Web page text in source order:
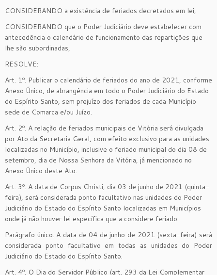
CONSIDERANDO a existência de feriados decretados em lei,
CONSIDERANDO que o Poder Judiciário deve estabelecer com
antecedência o calendário de funcionamento das repartições que
lhe são subordinadas,
RESOLVE:
Art. 1º. Publicar o calendário de feriados do ano de 2021, conforme
Anexo Único, de abrangência em todo o Poder Judiciário do Estado
do Espírito Santo, sem prejuízo dos feriados de cada Município
sede de Comarca e/ou Juízo.
Art. 2º. A relação de feriados municipais de Vitória será divulgada
por Ato da Secretaria Geral, com efeito exclusivo para as unidades
localizadas no Município, inclusive o feriado municipal do dia 08 de
setembro, dia de Nossa Senhora da Vitória, já mencionado no
Anexo Único deste Ato.
Art. 3º. A data de Corpus Christi, dia 03 de junho de 2021 (quinta-
feira), será considerada ponto facultativo nas unidades do Poder
Judiciário do Estado do Espírito Santo localizadas em Municípios
onde já não houver lei específica que a considere feriado.
Parágrafo único. A data de 04 de junho de 2021 (sexta-feira) será
considerada ponto facultativo em todas as unidades do Poder
Judiciário do Estado do Espírito Santo.
Art. 4º. O Dia do Servidor Público (art. 293 da Lei Complementar